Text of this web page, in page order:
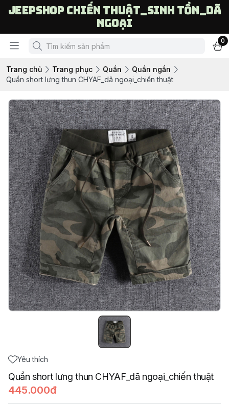
Jeepshop chiến thuật_sinh tồn_dã
ngoại
0
Trang chủ Trang phục Quần
Quần ngắn
Quần short lưng thun CHYAF_dã ngoại_chiến thuật
Yêu thích
Quần short lưng thun CHYAF_dã ngoại_chiến thuật
445.000đ